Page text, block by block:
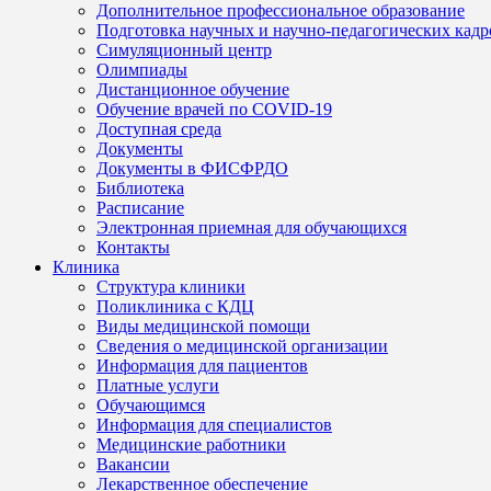
Дополнительное профессиональное образование
Подготовка научных и научно-педагогических
Симуляционный центр
Олимпиады
Дистанционное обучение
Обучение врачей по COVID-19
Доступная среда
Документы
Документы в ФИСФРДО
Библиотека
Расписание
Электронная приемная для обучающихся
Контакты
Клиника
Структура клиники
Поликлиника с КДЦ
Виды медицинской помощи
Сведения о медицинской организации
Информация для пациентов
Платные услуги
Обучающимся
Информация для специалистов
Медицинские работники
Вакансии
Лекарственное обеспечение